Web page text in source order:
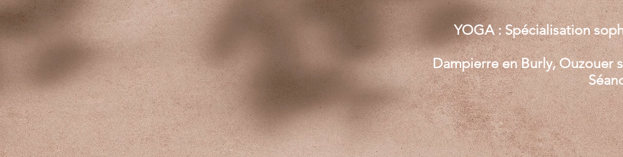
YOGA : Spécialisation
Dampierre en Burly, Ouzouer